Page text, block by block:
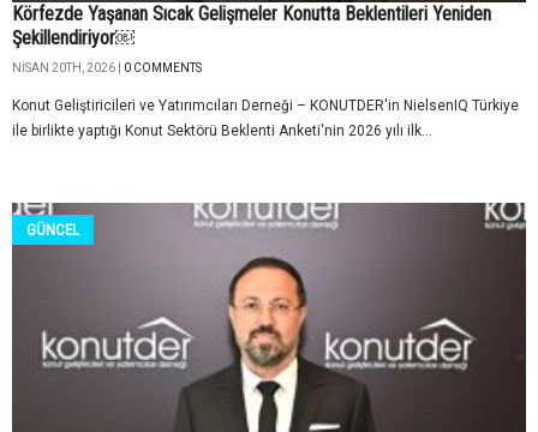
Körfezde Yaşanan Sıcak Gelişmeler Konutta Beklentileri Yeniden
Şekillendiriyor￼
NISAN 20TH, 2026 | 0 COMMENTS
Konut Geliştiricileri ve Yatırımcıları Derneği – KONUTDER'in NielsenIQ Türkiye
ile birlikte yaptığı Konut Sektörü Beklenti Anketi'nin 2026 yılı ilk...
GÜNCEL